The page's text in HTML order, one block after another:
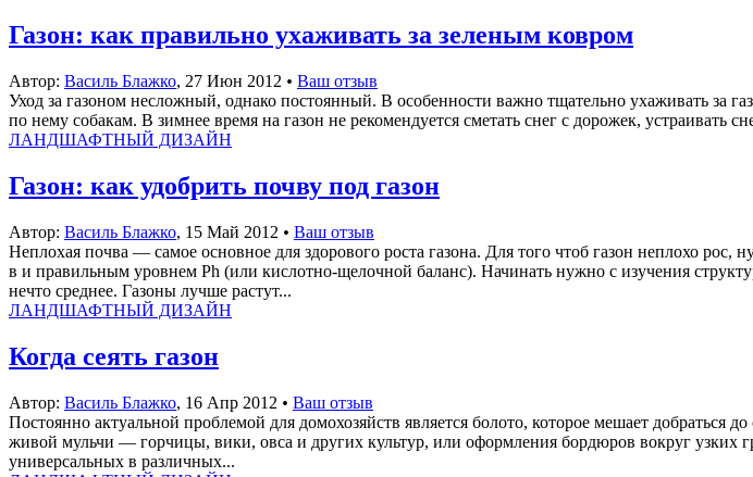
Газон: как правильно ухаживать за зеленым ковром
Автор: Василь Блажко, 27 Июн 2012 • Ваш отзыв
Уход за газоном несложный, однако постоянный. В особенности важно тщательно ухаживать за
по нему собакам. В зимнее время на газон не рекомендуется сметать снег с дорожек,
ЛАНДШАФТНЫЙ ДИЗАЙН
Газон: как удобрить почву под газон
Автор: Василь Блажко, 15 Май 2012 • Ваш отзыв
Неплохая почва — самое основное для здорового роста газона. Для того чтоб газон неплохо
в и правильным уровнем Ph (или кислотно-щелочной баланс). Начинать нужно с изучения
нечто среднее. Газоны лучше растут...
ЛАНДШАФТНЫЙ ДИЗАЙН
Когда сеять газон
Автор: Василь Блажко, 16 Апр 2012 • Ваш отзыв
Постоянно актуальной проблемой для домохозяйств является болото, которое мешает
живой мульчи — горчицы, вики, овса и других культур, или оформления бордюров вокруг узких
универсальных в различных...